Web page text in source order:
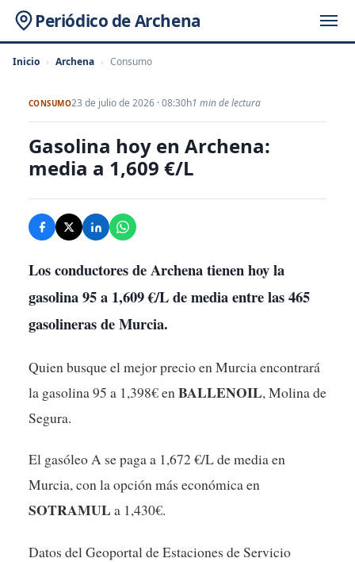
Periódico de Archena
Inicio › Archena › Consumo
CONSUMO23 de julio de 2026 · 08:30h1 min de lectura
Gasolina hoy en Archena:
media a 1,609 €/L
Los conductores de Archena tienen hoy la
gasolina 95 a 1,609 €/L de media entre las 465
gasolineras de Murcia.
Quien busque el mejor precio en Murcia encontrará
la gasolina 95 a 1,398€ enBALLENOIL, Molina de
Segura.
El gasóleo A se paga a 1,672 €/L de media en
Murcia, con la opción más económica en
SOTRAMULa 1,430€.
Datos del Geoportal de Estaciones de Servicio